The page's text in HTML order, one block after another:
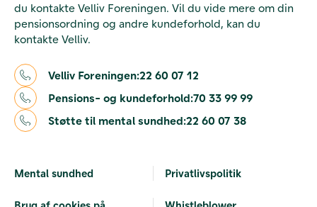
du kontakte Velliv Foreningen. Vil du vide mere om din
pensionsordning og andre kundeforhold, kan du
kontakte Velliv.
Velliv Foreningen:22 60 07 12
Pensions- og kundeforhold:70 33 99 99
Støtte til mental sundhed:22 60 07 38
Mental sundhed Privatlivspolitik